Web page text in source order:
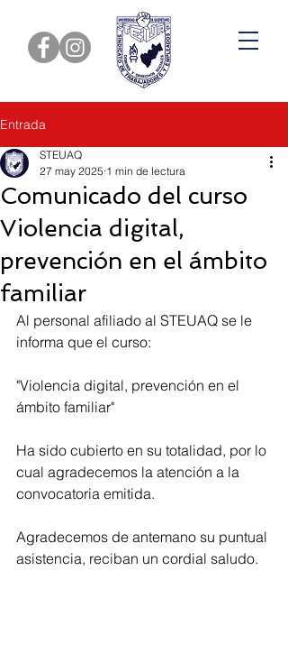
Entrada
Comunicado del curso
Violencia digital,
prevención en el ámbito
familiar
STEUAQ
27 may 2025 1 min de lectura
Al personal afiliado al STEUAQ se le
informa que el curso:
"Violencia digital, prevención en el
ámbito familiar"
Ha sido cubierto en su totalidad, por lo
cual agradecemos la atención a la
convocatoria emitida.
Agradecemos de antemano su puntual
asistencia, reciban un cordial saludo.